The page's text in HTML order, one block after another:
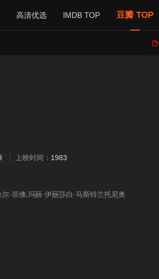
高清优选 IMDB TOP 豆瓣 TOP

上映时间： 1983
·菲佛,玛丽·伊丽莎白·马斯特兰托尼奥